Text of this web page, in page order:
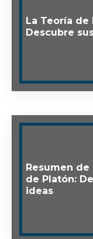
La Teoría
Descubre
Resumen
de Platón:
ideas